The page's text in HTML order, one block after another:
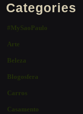
Categories
#MySaoPaulo
Arte
Beleza
Blogosfera
Carros
Casamento